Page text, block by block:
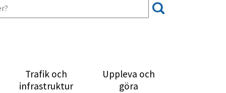
Trafik och
infrastruktur
Uppleva och
göra